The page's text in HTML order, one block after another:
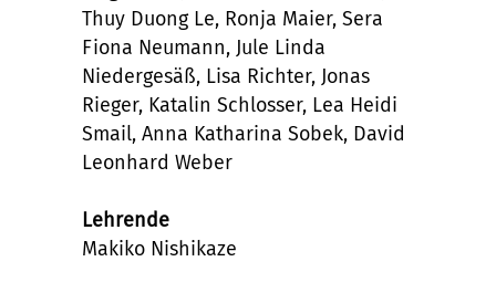
Thuy Duong Le, Ronja Maier, Sera
Fiona Neumann, Jule Linda
Niedergesäß, Lisa Richter, Jonas
Rieger, Katalin Schlosser, Lea Heidi
Smail, Anna Katharina Sobek, David
Leonhard Weber
Lehrende
Makiko Nishikaze